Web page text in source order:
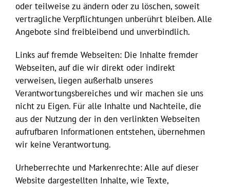
oder teilweise zu ändern oder zu löschen, soweit
vertragliche Verpflichtungen unberührt bleiben. Alle
Angebote sind freibleibend und unverbindlich.
Links auf fremde Webseiten: Die Inhalte fremder
Webseiten, auf die wir direkt oder indirekt
verweisen, liegen außerhalb unseres
Verantwortungsbereiches und wir machen sie uns
nicht zu Eigen. Für alle Inhalte und Nachteile, die
aus der Nutzung der in den verlinkten Webseiten
aufrufbaren Informationen entstehen, übernehmen
wir keine Verantwortung.
Urheberrechte und Markenrechte: Alle auf dieser
Website dargestellten Inhalte, wie Texte,